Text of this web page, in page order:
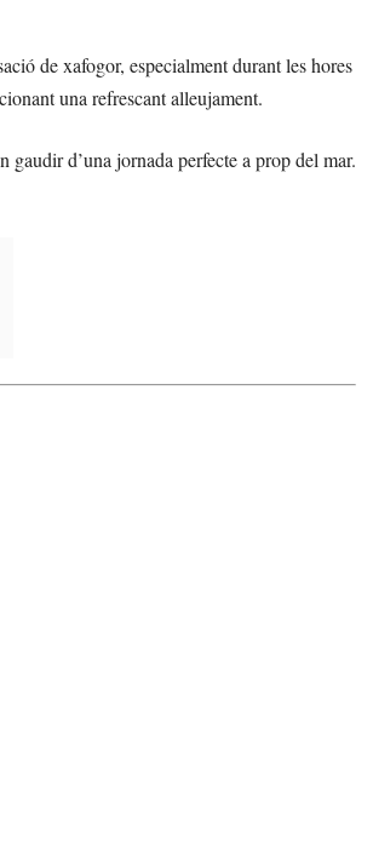
de xafogor, especialment durant les hores
una refrescant alleujament.
d’una jornada perfecte a prop del mar.